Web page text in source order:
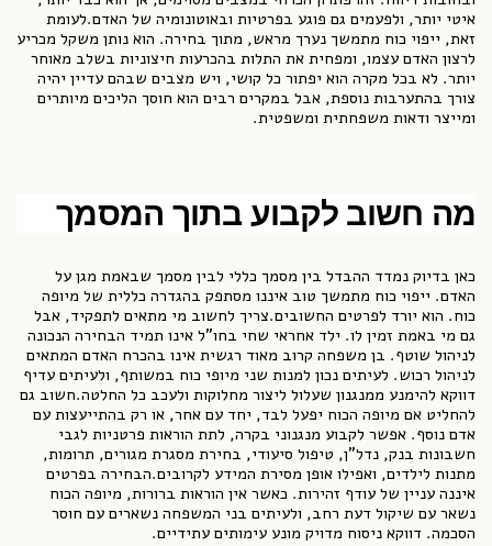
איטי יותר, ולפעמים גם פוגע בפרטיות ובאוטונומיה של האדם.לעומת
זאת, ייפוי כוח מתמשך נערך מראש, מתוך בחירה. הוא נותן משקל מכריע
לרצון האדם עצמו, ומפחית את התלות בהכרעות חיצוניות בשלב מאוחר
יותר. לא בכל מקרה הוא יפתור כל קושי, ויש מצבים שבהם עדיין יהיה
צורך בהתערבות נוספת, אבל במקרים רבים הוא חוסך הליכים מיותרים
ומייצר ודאות משפחתית ומשפטית.
מה חשוב לקבוע בתוך המסמך
כאן בדיוק נמדד ההבדל בין מסמך כללי לבין מסמך שבאמת מגן על
האדם. ייפוי כוח מתמשך טוב איננו מסתפק בהגדרה כללית של מיופה
כוח. הוא יורד לפרטים החשובים.צריך לחשוב מי מתאים לתפקיד, אבל
גם מי באמת זמין לו. ילד אחראי שחי בחו"ל אינו תמיד הבחירה הנכונה
לניהול שוטף. בן משפחה קרוב מאוד רגשית אינו בהכרח האדם המתאים
לניהול רכוש. לעיתים נכון למנות שני מיופי כוח במשותף, ולעיתים עדיף
דווקא להימנע ממנגנון שעלול ליצור מחלוקות ולעכב כל החלטה.חשוב גם
להחליט אם מיופה הכוח יפעל לבד, יחד עם אחר, או רק בהתייעצות עם
אדם נוסף. אפשר לקבוע מנגנוני בקרה, לתת הוראות פרטניות לגבי
חשבונות בנק, נדל"ן, טיפול סיעודי, בחירת מסגרת מגורים, תרומות,
מתנות לילדים, ואפילו אופן מסירת המידע לקרובים.הבחירה בפרטים
איננה עניין של עודף זהירות. כאשר אין הוראות ברורות, מיופה הכוח
נשאר עם שיקול דעת רחב, ולעיתים בני המשפחה נשארים עם חוסר
הסכמה. דווקא ניסוח מדויק מונע עימותים עתידיים.